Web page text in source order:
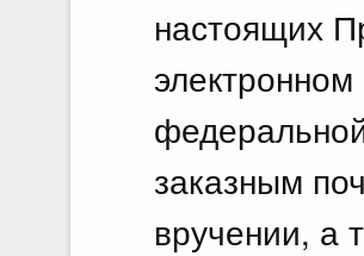
настоящих
заказным
вручении, а